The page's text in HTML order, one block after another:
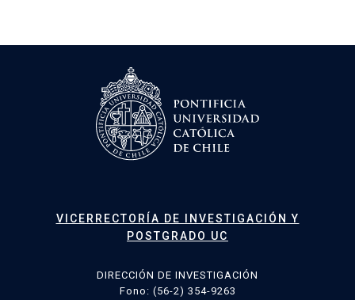
VICERRECTORÍA DE INVESTIGACIÓN Y
POSTGRADO UC
DIRECCIÓN DE INVESTIGACIÓN
Fono: (56-2) 354-9263